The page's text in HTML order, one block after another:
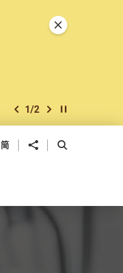
上一個
1/2 下一個開始/暫停幻燈
關閉特別通告
简 分享到 開啟搜尋框